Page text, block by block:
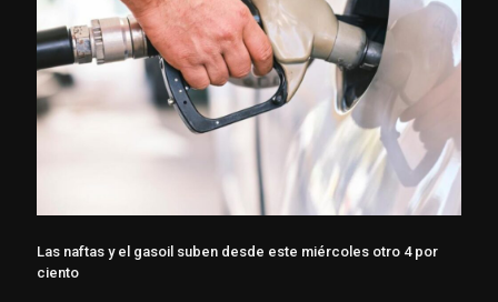
Las naftas y el gasoil suben desde este miércoles otro 4 por
ciento